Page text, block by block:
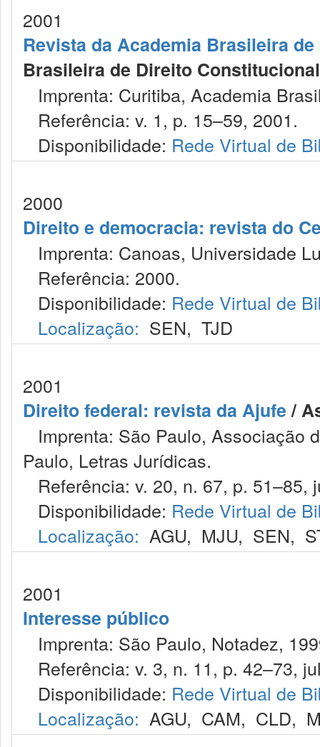
2001
Revista da Academia Brasileira
Brasileira de Direito
Imprenta: Curitiba, Academia
Referência: v. 1, p. 15–59, 2001.
Disponibilidade: Rede Virtual de
2000
Direito e democracia: revista do
Imprenta: Canoas, Universidade
Referência: 2000.
Disponibilidade: Rede Virtual de
Localização: SEN, TJD
2001
Direito federal: revista da Ajufe/
Imprenta: São Paulo, Associação
Paulo, Letras Jurídicas.
Referência: v. 20, n. 67, p. 51–85,
Disponibilidade: Rede Virtual de
Localização: AGU, MJU, SEN,
2001
Interesse público
Imprenta: São Paulo, Notadez,
Referência: v. 3, n. 11, p. 42–73,
Disponibilidade: Rede Virtual de
Localização: AGU, CAM, CLD,